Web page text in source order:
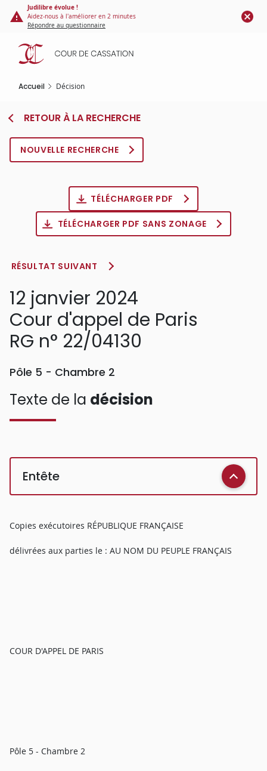
Panneau de gestion des cookies
contenu
principal
Judilibre évolue !
Aidez-nous à l'améliorer en 2 minutes
Répondre au questionnaire
Accueil Décision
RETOUR À LA RECHERCHE
NOUVELLE RECHERCHE
TÉLÉCHARGER PDF
TÉLÉCHARGER PDF SANS ZONAGE
RÉSULTAT SUIVANT
12 janvier 2024
Cour d'appel de Paris
RG n° 22/04130
Pôle 5 - Chambre 2
Texte de la décision
Entête
Copies exécutoires RÉPUBLIQUE FRANÇAISE
délivrées aux parties le : AU NOM DU PEUPLE FRANÇAIS
COUR D'APPEL DE PARIS
Pôle 5 - Chambre 2